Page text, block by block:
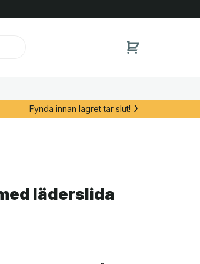
Fynda innan lagret tar slut!
läderslida